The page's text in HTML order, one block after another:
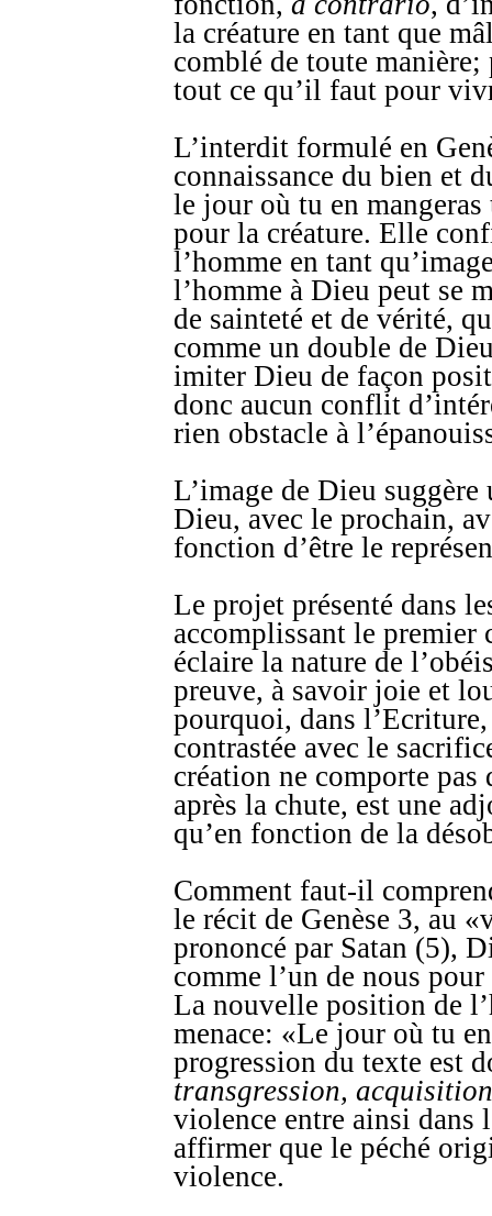
la créature en tant que
comblé de toute
tout ce qu’il faut pour
L’interdit formulé en
connaissance du bien et
le jour où tu en mangeras
pour la créature. Elle
l’homme en tant
l’homme à Dieu peut se
de sainteté et de vérité,
comme un double de
imiter Dieu de façon
donc aucun conflit
rien obstacle à
L’image de Dieu
Dieu, avec le prochain,
fonction d’être le
Le projet présenté dans
accomplissant le premier
éclaire la nature de
preuve, à savoir joie et
pourquoi, dans
contrastée avec le
création ne comporte
après la chute, est une
qu’en fonction de la
Comment faut-il
le récit de Genèse 3, au
prononcé par Satan (5),
comme l’un de nous
La nouvelle position de
menace: «Le jour où tu
progression du texte est
transgression,
violence entre ainsi dans
affirmer que le péché
violence.